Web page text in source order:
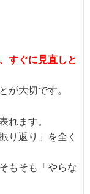
すぐに見直しと
が大切です。
れます。
り返り」を全く
もそも「やらな